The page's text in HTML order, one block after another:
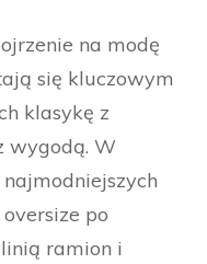
na modę
się kluczowym
klasykę z
wygodą. W
po
ramion i